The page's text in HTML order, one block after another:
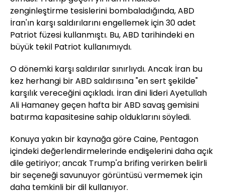
zenginleştirme tesislerini bombaladığında, ABD
İran'ın karşı saldırılarını engellemek için 30 adet
Patriot füzesi kullanmıştı. Bu, ABD tarihindeki en
büyük tekil Patriot kullanımıydı.
O dönemki karşı saldırılar sınırlıydı. Ancak İran bu
kez herhangi bir ABD saldırısına "en sert şekilde"
karşılık vereceğini açıkladı. İran dini lideri Ayetullah
Ali Hamaney geçen hafta bir ABD savaş gemisini
batırma kapasitesine sahip olduklarını söyledi.
Konuya yakın bir kaynağa göre Caine, Pentagon
içindeki değerlendirmelerinde endişelerini daha açık
dile getiriyor; ancak Trump'a brifing verirken belirli
bir seçeneği savunuyor görüntüsü vermemek için
daha temkinli bir dil kullanıyor.